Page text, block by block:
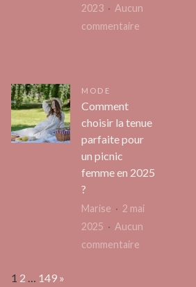
2023
Aucun
commentaire
de
déchets
MODE
Comment
choisir la tenue
parfaite pour
un picnic
femme en 2025
?
Marise
2 mai
2025
Aucun
commentaire
Page:
1 2 … 149 Next
»